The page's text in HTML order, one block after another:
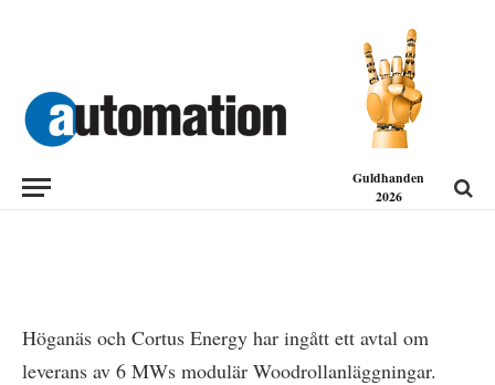
Guldhanden
2026
Leverans av första industriella
projektet för Woodroll
Höganäs och Cortus Energy har ingått ett avtal om
leverans av 6 MWs modulär Woodrollanläggningar.